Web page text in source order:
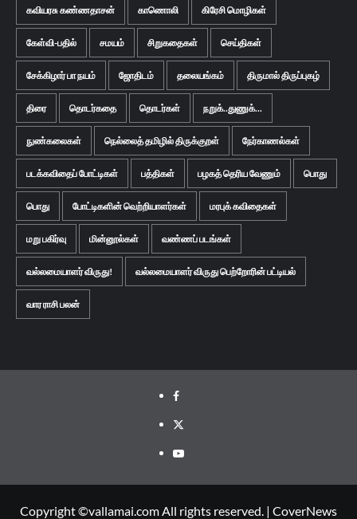
கவியரசு கண்ணதாசன் காணொலி கிரேசி மொழிகள்
கேள்வி-பதில் சமயம் சிறுகதைகள் செய்திகள்
சேக்கிழார் பா நயம் ஜோதிடம் தலையங்கம் திருமால் திருப்புகழ்
திரை தொடர்கதை தொடர்கள் நறுக்..துணுக்...
நுண்கலைகள் நெல்லைத் தமிழில் திருக்குறள் நேர்காணல்கள்
படக்கவிதைப் போட்டிகள் பத்திகள் பழகத் தெரிய வேணும் பொது
பொது போட்டிகளின் வெற்றியாளர்கள் மரபுக் கவிதைகள்
மறு பகிர்வு மின்னூல்கள் வண்ணப் படங்கள்
வல்லமையாளர் விருது! வல்லமையாளர் விருது பெற்றோரின் பட்டியல்
வார ராசி பலன்
Facebook
Twitter
Youtube
Copyright ©vallamai.com All rights reserved. | CoverNews